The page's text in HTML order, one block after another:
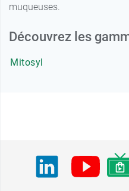
muqueuses.
Découvrez les
Mitosyl